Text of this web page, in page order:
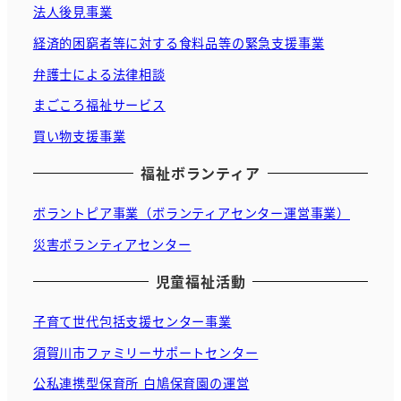
法人後見事業
経済的困窮者等に対する食料品等の緊急支援事業
弁護士による法律相談
まごころ福祉サービス
買い物支援事業
福祉ボランティア
ボラントピア事業（ボランティアセンター運営事業）
災害ボランティアセンター
児童福祉活動
子育て世代包括支援センター事業
須賀川市ファミリーサポートセンター
公私連携型保育所 白鳩保育園の運営